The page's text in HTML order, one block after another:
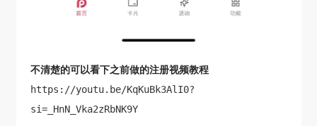
不清楚的可以看下之前做的注册视频教程
https://youtu.be/KqKuBk3AlI0?
si=_HnN_Vka2zRbNK9Y